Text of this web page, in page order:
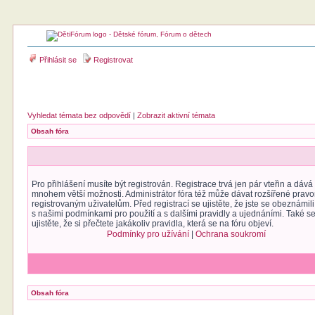
Přihlásit se Registrovat
Vyhledat témata bez odpovědí |Zobrazit aktivní témata
Obsah fóra
Pro přihlášení musíte být registrován. Registrace trvá jen pár vteřin a dává
mnohem větší možnosti. Administrátor fóra též může dávat rozšířené
registrovaným uživatelům. Před registrací se ujistěte, že jste se obeznámili
s našimi podmínkami pro použití a s dalšími pravidly a ujednáními. Také
ujistěte, že si přečtete jakákoliv pravidla, která se na fóru objeví.
Podmínky pro užívání| Ochrana soukromí
Obsah fóra